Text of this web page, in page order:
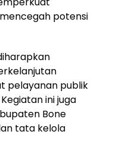
potensi
pelayanan publik
ini juga
Bone
tata kelola